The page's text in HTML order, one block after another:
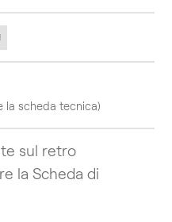
la scheda tecnica)
sul retro
la Scheda di